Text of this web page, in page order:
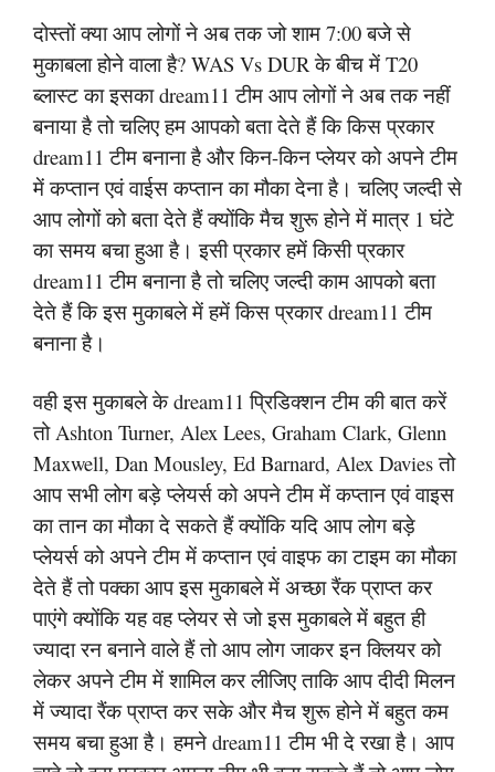
दोस्तों क्या आप लोगों ने अब तक जो शाम 7:00 बजे से
मुकाबला होने वाला है? WAS Vs DUR के बीच में T20
ब्लास्ट का इसका dream11 टीम आप लोगों ने अब तक नहीं
बनाया है तो चलिए हम आपको बता देते हैं कि किस प्रकार
dream11 टीम बनाना है और किन-किन प्लेयर को अपने टीम
में कप्तान एवं वाईस कप्तान का मौका देना है। चलिए जल्दी से
आप लोगों को बता देते हैं क्योंकि मैच शुरू होने में मात्र 1 घंटे
का समय बचा हुआ है। इसी प्रकार हमें किसी प्रकार
dream11 टीम बनाना है तो चलिए जल्दी काम आपको बता
देते हैं कि इस मुकाबले में हमें किस प्रकार dream11 टीम
बनाना है।
वही इस मुकाबले के dream11 प्रिडिक्शन टीम की बात करें
तो Ashton Turner, Alex Lees, Graham Clark, Glenn
Maxwell, Dan Mousley, Ed Barnard, Alex Davies तो
आप सभी लोग बड़े प्लेयर्स को अपने टीम में कप्तान एवं वाइस
का तान का मौका दे सकते हैं क्योंकि यदि आप लोग बड़े
प्लेयर्स को अपने टीम में कप्तान एवं वाइफ का टाइम का मौका
देते हैं तो पक्का आप इस मुकाबले में अच्छा रैंक प्राप्त कर
पाएंगे क्योंकि यह वह प्लेयर से जो इस मुकाबले में बहुत ही
ज्यादा रन बनाने वाले हैं तो आप लोग जाकर इन क्लियर को
लेकर अपने टीम में शामिल कर लीजिए ताकि आप दीदी मिलन
में ज्यादा रैंक प्राप्त कर सके और मैच शुरू होने में बहुत कम
समय बचा हुआ है। हमने dream11 टीम भी दे रखा है। आप